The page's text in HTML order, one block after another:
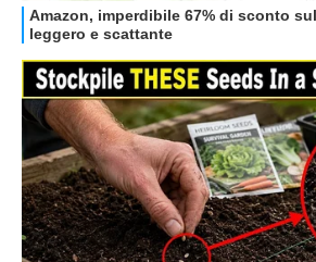
HOW TO